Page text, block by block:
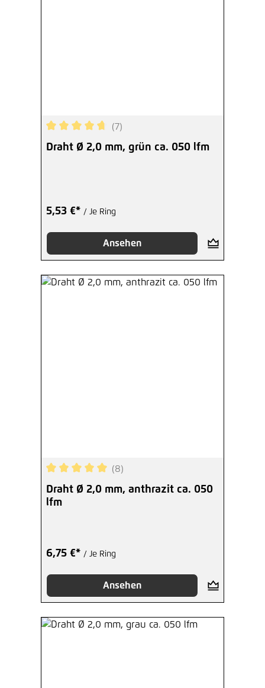
Durchschnittliche Bewertung von 4.71 von 5
(7)
Draht Ø 2,0 mm, grün ca. 050 lfm
5,53 €* / Je Ring
Ansehen
Durchschnittliche Bewertung von 5 von 5
(8)
Draht Ø 2,0 mm, anthrazit ca. 050
lfm
6,75 €* / Je Ring
Ansehen